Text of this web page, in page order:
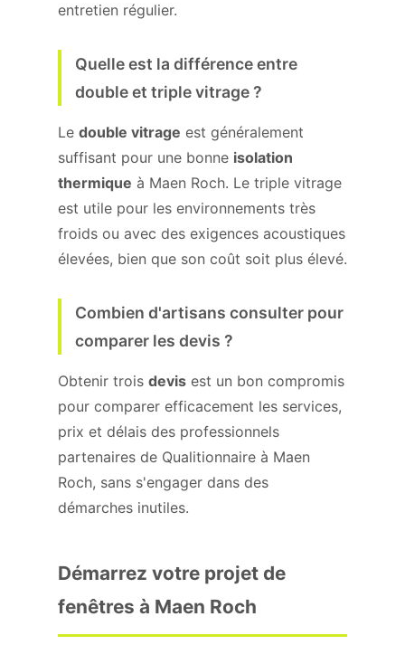
entretien régulier.
Quelle est la différence entre
double et triple vitrage ?
Le double vitrage est généralement
suffisant pour une bonne isolation
thermique à Maen Roch. Le triple vitrage
est utile pour les environnements très
froids ou avec des exigences acoustiques
élevées, bien que son coût soit plus élevé.
Combien d'artisans consulter pour
comparer les devis ?
Obtenir trois devis est un bon compromis
pour comparer efficacement les services,
prix et délais des professionnels
partenaires de Qualitionnaire à Maen
Roch, sans s'engager dans des
démarches inutiles.
Démarrez votre projet de
fenêtres à Maen Roch